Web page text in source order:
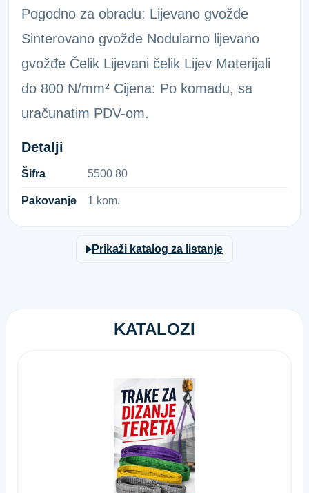
Pogodno za obradu: Lijevano gvožđe
Sinterovano gvožđe Nodularno lijevano
gvožđe Čelik Lijevani čelik Lijev Materijali
do 800 N/mm² Cijena: Po komadu, sa
uračunatim PDV-om.
Detalji
Šifra 5​5​0​0​ ​8​0​
Pakovanje 1 kom.
Prikaži katalog za listanje
KATALOZI